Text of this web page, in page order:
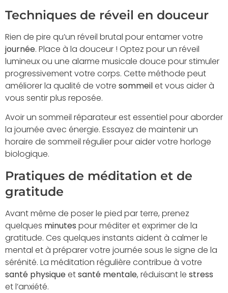
Techniques de réveil en douceur
Rien de pire qu’un réveil brutal pour entamer votre
journée. Place à la douceur ! Optez pour un réveil
lumineux ou une alarme musicale douce pour stimuler
progressivement votre corps. Cette méthode peut
améliorer la qualité de votre sommeilet vous aider à
vous sentir plus reposée.
Avoir un sommeil réparateur est essentiel pour aborder
la journée avec énergie. Essayez de maintenir un
horaire de sommeil régulier pour aider votre horloge
biologique.
Pratiques de méditation et de
gratitude
Avant même de poser le pied par terre, prenez
quelques minutes pour méditer et exprimer de la
gratitude. Ces quelques instants aident à calmer le
mental et à préparer votre journée sous le signe de la
sérénité. La méditation régulière contribue à votre
santé physiqueetsanté mentale, réduisant le stress
et l’anxiété.